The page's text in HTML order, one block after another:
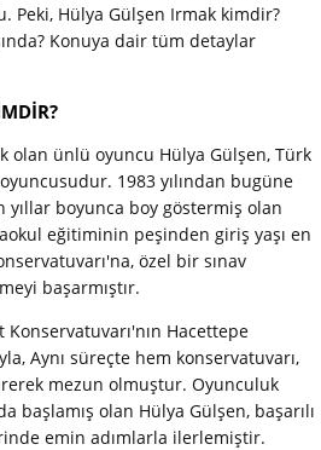
Peki, Hülya Gülşen Irmak kimdir?
Konuya dair tüm detaylar
olan ünlü oyuncu Hülya Gülşen, Türk
1983 yılından bugüne
boyunca boy göstermiş olan
eğitiminin peşinden giriş yaşı en
özel bir sınav
başarmıştır.
Hacettepe
Aynı süreçte hem konservatuvarı,
mezun olmuştur. Oyunculuk
başlamış olan Hülya Gülşen, başarılı
emin adımlarla ilerlemiştir.